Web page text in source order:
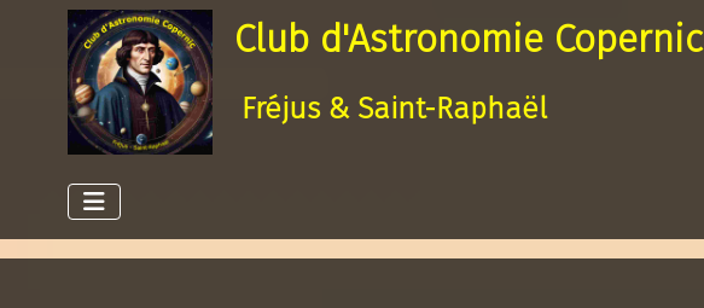
Club d'Astronomie Copernic
Fréjus & Saint-Raphaël